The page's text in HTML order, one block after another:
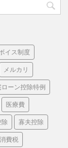
イス制度
メルカリ
ローン控除特例
医療費
寡夫控除
消費税